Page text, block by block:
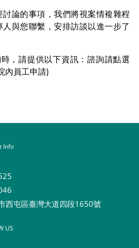
論的事項，我們將視案情複雜程
與您聯繫，安排訪談以進一步了
，請提供以下資訊：諮詢請點選
內員工申請)
Info
西屯區臺灣大道四段1650號
US